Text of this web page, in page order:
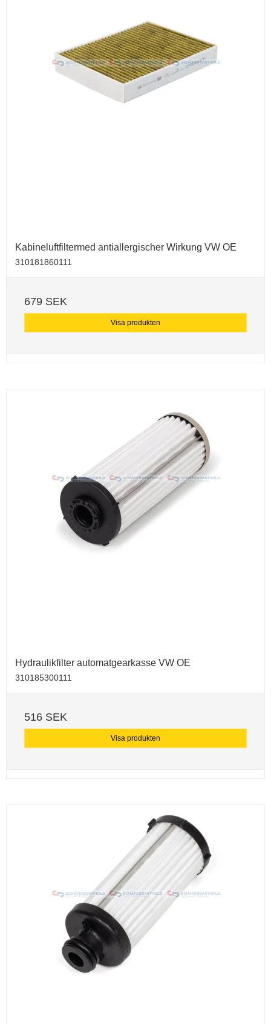
Kabineluftfiltermed antiallergischer Wirkung VW OE
310181860111
679 SEK
Visa produkten
Hydraulikfilter automatgearkasse VW OE
310185300111
516 SEK
Visa produkten